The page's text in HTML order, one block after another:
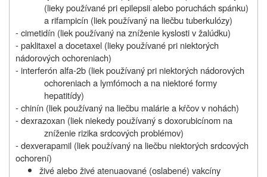
(lieky používané pri epilepsii alebo poruchách spánku)
a rifampicín (liek používaný na liečbu tuberkulózy)
- cimetidín (liek používaný na zníženie kyslosti v žalúdku)
- paklitaxel a docetaxel (lieky používané pri niektorých
nádorových ochoreniach)
- interferón alfa-2b (liek používaný pri niektorých nádorových
ochoreniach a lymfómoch a na niektoré formy
hepatitídy)
- chinín (liek používaný na liečbu malárie a kŕčov v nohách)
- dexrazoxan (liek niekedy používaný s doxorubicínom na
zníženie rizika srdcových problémov)
- dexverapamil (liek používaný na liečbu niektorých srdcových
ochorení)
živé alebo živé atenuaované (oslabené) vakcíny